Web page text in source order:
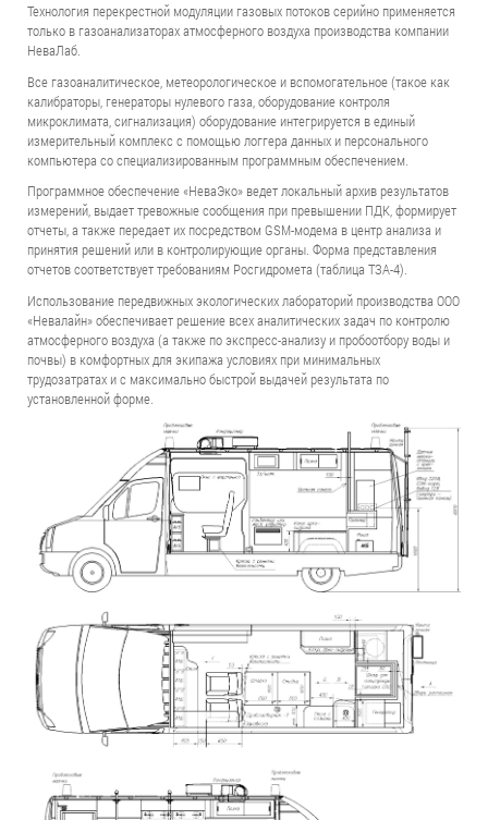
Технология перекрестной модуляции газовых потоков серийно применяется
только в газоанализаторах атмосферного воздуха производства компании
НеваЛаб.
Все газоаналитическое, метеорологическое и вспомогательное (такое как
калибраторы, генераторы нулевого газа, оборудование контроля
микроклимата, сигнализация) оборудование интегрируется в единый
измерительный комплекс с помощью логгера данных и персонального
компьютера со специализированным программным обеспечением.
Программное обеспечение «НеваЭко» ведет локальный архив результатов
измерений, выдает тревожные сообщения при превышении ПДК, формирует
отчеты, а также передает их посредством GSM-модема в центр анализа и
принятия решений или в контролирующие органы. Форма представления
отчетов соответствует требованиям Росгидромета (таблица ТЗА-4).
Использование передвижных экологических лабораторий производства ООО
«Невалайн» обеспечивает решение всех аналитических задач по контролю
атмосферного воздуха (а также по экспресс-анализу и пробоотбору воды и
почвы) в комфортных для экипажа условиях при минимальных
трудозатратах и с максимально быстрой выдачей результата по
установленной форме.